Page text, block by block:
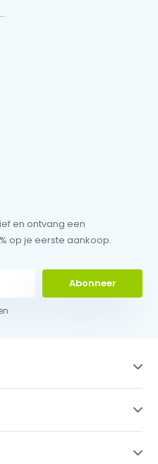
en ontvang een
op je eerste aankoop.
Abonneer